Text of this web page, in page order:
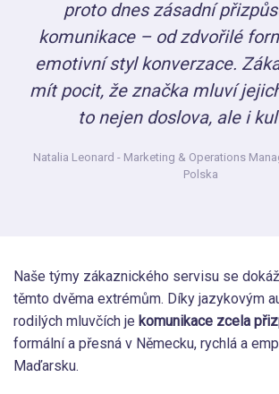
proto dnes zásadní
komunikace – od zdvořilé
emotivní styl konverzace.
mít pocit, že značka mluví
to nejen doslova, ale i
Natalia Leonard - Marketing & Operations
Polska
Naše týmy zákaznického servisu se
těmto dvěma extrémům. Díky jazykovým
rodilých mluvčích je komunikace zcela
formální a přesná v Německu, rychlá a
Maďarsku.